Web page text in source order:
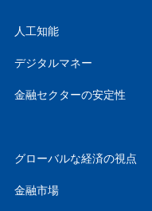
人工知能
デジタルマネー
金融セクターの安定性
グローバルな経済の視点
金融市場